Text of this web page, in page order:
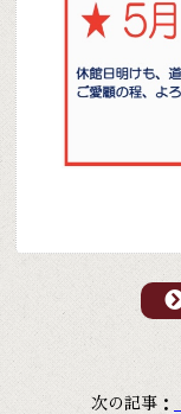
次の記事：